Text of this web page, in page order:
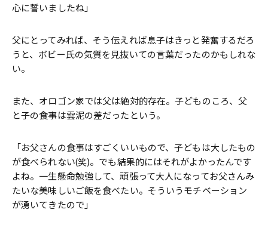
心に誓いましたね」
父にとってみれば、そう伝えれば息子はきっと発奮するだろ
うと、ボビー氏の気質を見抜いての言葉だったのかもしれな
い。
また、オロゴン家では父は絶対的存在。子どものころ、父
と子の食事は雲泥の差だったという。
「お父さんの食事はすごくいいもので、子どもは大したもの
が食べられない(笑)。でも結果的にはそれがよかったんです
よね。一生懸命勉強して、頑張って大人になってお父さんみ
たいな美味しいご飯を食べたい。そういうモチベーション
が湧いてきたので」